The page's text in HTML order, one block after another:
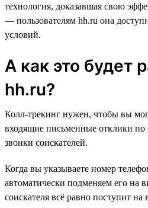
технология, доказавшая свою
— пользователям hh.ru она
условий.
А как это будет
hh.ru?
Колл-трекинг нужен, чтобы вы
входящие письменные отклики
звонки соискателей.
Когда вы указываете номер
автоматически подменяем его на
соискателя всё равно поступит